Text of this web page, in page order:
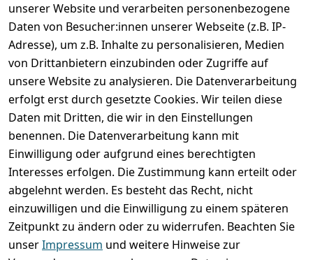
unserer Website und verarbeiten personenbezogene
Daten von Besucher:innen unserer Webseite (z.B. IP-
Adresse), um z.B. Inhalte zu personalisieren, Medien
von Drittanbietern einzubinden oder Zugriffe auf
unsere Website zu analysieren. Die Datenverarbeitung
erfolgt erst durch gesetzte Cookies. Wir teilen diese
Daten mit Dritten, die wir in den Einstellungen
benennen. Die Datenverarbeitung kann mit
Einwilligung oder aufgrund eines berechtigten
Interesses erfolgen. Die Zustimmung kann erteilt oder
abgelehnt werden. Es besteht das Recht, nicht
einzuwilligen und die Einwilligung zu einem späteren
Zeitpunkt zu ändern oder zu widerrufen. Beachten Sie
unserImpressum und weitere Hinweise zur
Rechtliches
Impressum
Datenschutze
rklärung
Batterieentsor
gung
Services
Kontakt
Registrieren
Zahlung und
Versand
Umtausch /
Reklamation
Wir
versenden
mit
Folgt uns
gern auf
Zahle
bequem per